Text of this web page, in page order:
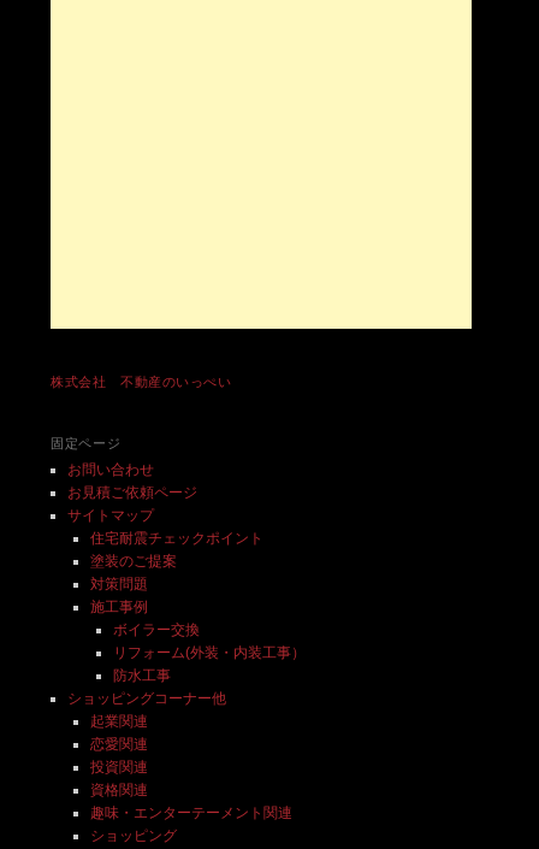
株式会社 不動産のいっぺい
固定ページ
お問い合わせ
お見積ご依頼ページ
サイトマップ
住宅耐震チェックポイント
塗装のご提案
対策問題
施工事例
ボイラー交換
リフォーム(外装・内装工事）
防水工事
ショッピングコーナー他
起業関連
恋愛関連
投資関連
資格関連
趣味・エンターテーメント関連
ショッピング